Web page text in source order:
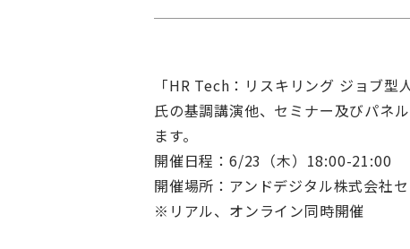
「HR Tech：リスキリング ジョブ
氏の基調講演他、セミナー及びパネ
ます。
開催日程：6/23（木）18:00-21:00
開催場所：アンドデジタル株式会社
※リアル、オンライン同時開催